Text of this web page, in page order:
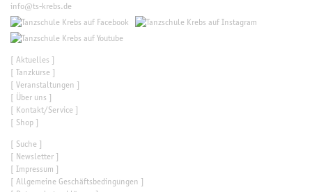
info@ts-krebs.de
[ Aktuelles ]
[Tanzkurse ]
[Veranstaltungen ]
[ Über uns ]
[ Kontakt/Service ]
[ Shop ]
[ Suche ]
[ Newsletter ]
[Impressum ]
[ Allgemeine Geschäftsbedingungen ]